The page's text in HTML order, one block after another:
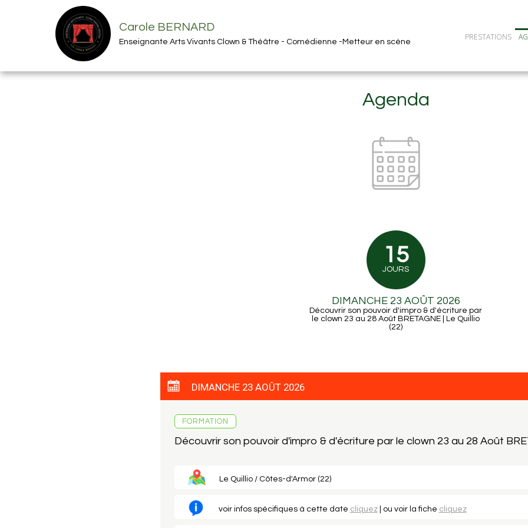
Carole BERNARD
Enseignante Arts Vivants Clown & Théâtre - Comédienne -Metteur en scène PRESTATIONS
Agenda
15
JOURS
DIMANCHE 23 AOÛT 2026
Découvrir son pouvoir d'impro & d'écriture par
le clown 23 au 28 Août BRETAGNE | Le Quillio
(22)
DIMANCHE 23 AOÛT 2026
FORMATION
Découvrir son pouvoir d'impro & d'écriture par le clown 23 au 28 Août
Le Quillio / Côtes-d'Armor (22)
voir infos spécifiques à cette date cliquez| ou voir la fiche cliquez